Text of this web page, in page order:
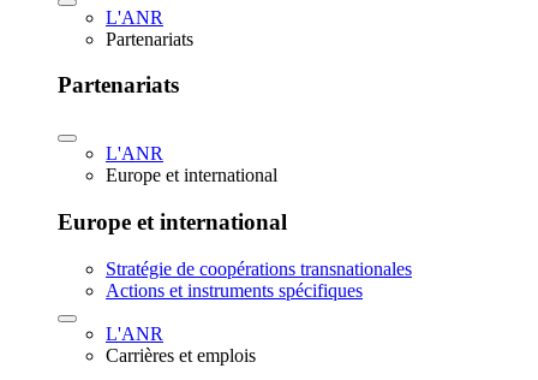
L'ANR
Partenariats
Partenariats
L'ANR
Europe et international
Europe et international
Stratégie de coopérations transnationales
Actions et instruments spécifiques
L'ANR
Carrières et emplois